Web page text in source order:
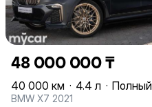
48 000 000 ₸
40 000 км · 4.4 л · Полный
BMW X7 2021